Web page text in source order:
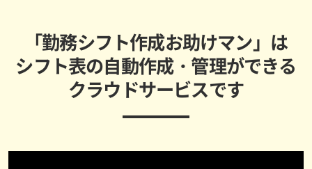
「勤務シフト作成お助けマン」は
シフト表の自動作成・管理ができる
クラウドサービスです